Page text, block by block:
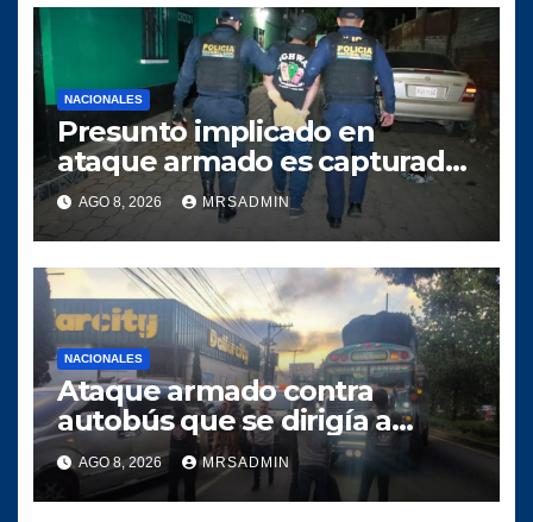
NACIONALES
Presunto implicado en
ataque armado es capturado
tras persecución policial en
Villa Nueva
AGO 8, 2026 MRSADMIN
NACIONALES
Ataque armado contra
autobús que se dirigía a
Quiché deja dos heridos
AGO 8, 2026 MRSADMIN